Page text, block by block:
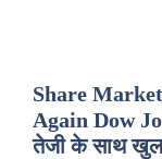
Share
Again Dow
तेजी के साथ